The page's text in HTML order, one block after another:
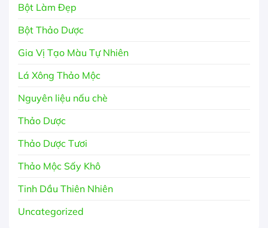
Bột Làm Đẹp
Bột Thảo Dược
Gia Vị Tạo Màu Tự Nhiên
Lá Xông Thảo Mộc
Nguyên liệu nấu chè
Thảo Dược
Thảo Dược Tươi
Thảo Mộc Sấy Khô
Tinh Dầu Thiên Nhiên
Uncategorized